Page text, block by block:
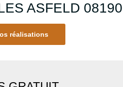
ASFELD 08190
réalisations